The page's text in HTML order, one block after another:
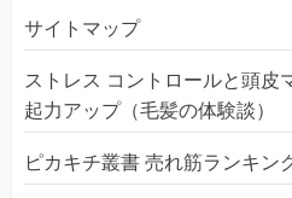
サイトマップ
ストレス コントロールと頭皮
起力アップ（毛髪の体験談）
ピカキチ叢書 売れ筋ランキン